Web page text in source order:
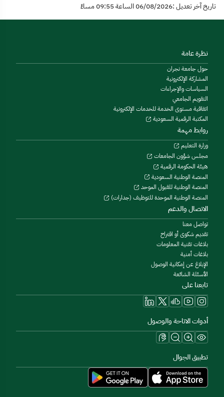
تاريخ آخر تعديل :06/08/2026 الساعة 09:55 مساءً
نظرة عامة
حول جامعة نجران
المشاركة الإلكترونية
السياسات والإجراءات
التقويم الجامعي
اتفاقية مستوى الخدمة للخدمات الإلكترونية
المكتبة الرقمية السعودية
روابط مهمة
وزارة التعليم
مجلس شؤون الجامعات
هيئة الحكومة الرقمية
المنصة الوطنية السعودية
المنصة الوطنية للقبول الموحد
المنصة الوطنية الموحدة للتوظيف (جدارات)
الاتصال والدعم
تواصل معنا
تقديم شكوى أو اقتراح
بلاغات تقنية المعلومات
بلاغات أمنية
الإبلاغ عن إمكانية الوصول
الأسئلة الشائعة
تابعنا على
أدوات الاتاحة والوصول
تطبيق الجوال